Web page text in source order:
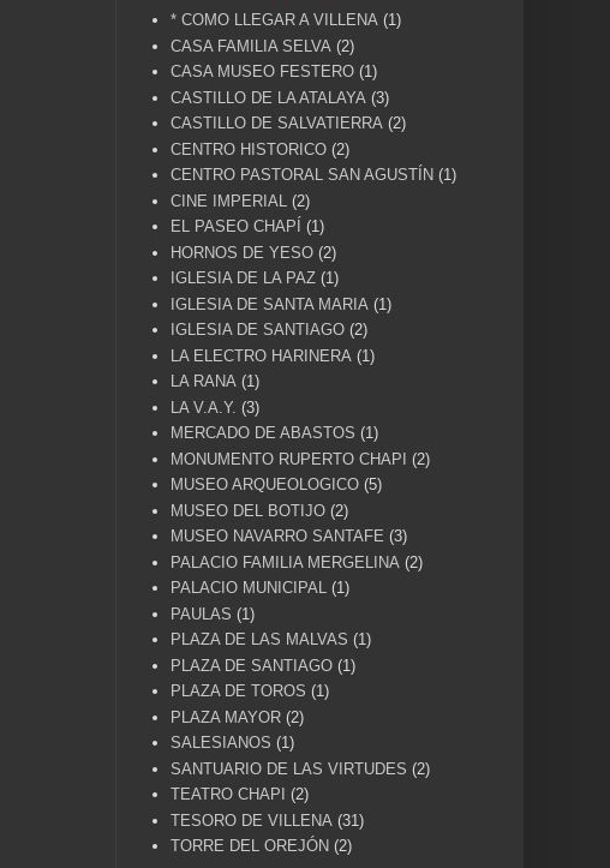
* COMO LLEGAR A VILLENA (1)
CASA FAMILIA SELVA (2)
CASA MUSEO FESTERO (1)
CASTILLO DE LA ATALAYA (3)
CASTILLO DE SALVATIERRA (2)
CENTRO HISTORICO (2)
CENTRO PASTORAL SAN AGUSTÍN (1)
CINE IMPERIAL
(2)
EL PASEO CHAPÍ
(1)
HORNOS DE YESO (2)
IGLESIA DE LA PAZ (1)
IGLESIA DE SANTA MARIA (1)
IGLESIA DE SANTIAGO (2)
LA ELECTRO HARINERA (1)
LA RANA (1)
LA V.A.Y. (3)
MERCADO DE ABASTOS (1)
MONUMENTO RUPERTO CHAPI
(2)
MUSEO ARQUEOLOGICO (5)
MUSEO DEL BOTIJO (2)
MUSEO NAVARRO SANTAFE (3)
PALACIO FAMILIA MERGELINA (2)
PALACIO MUNICIPAL (1)
PAULAS (1)
PLAZA DE LAS MALVAS (1)
PLAZA DE SANTIAGO (1)
PLAZA DE TOROS (1)
PLAZA MAYOR (2)
SALESIANOS (1)
SANTUARIO DE LAS VIRTUDES (2)
TEATRO CHAPI
(2)
TESORO DE VILLENA (31)
TORRE DEL OREJÓN (2)